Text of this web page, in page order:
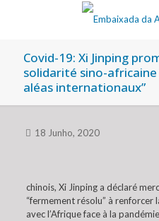
Covid-19: Xi Jinping
solidarité sino-africaine
aléas internationaux”
18 Junho, 2020
chinois, Xi Jinping a déclaré
“fermement résolu” à
avec l’Afrique face à la